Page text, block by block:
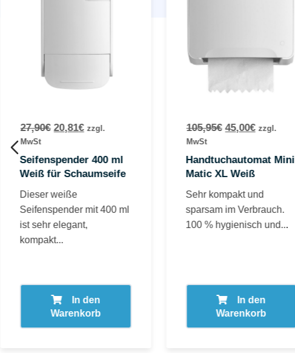
27,90€ 20,81€ zzgl.
MwSt
Seifenspender 400 ml
Weiß für Schaumseife
Dieser weiße
Seifenspender mit 400 ml
ist sehr elegant,
kompakt...
In den
Warenkorb
105,95€ 45,00€ zzgl.
MwSt
Handtuchautomat Mini
Matic XL Weiß
Sehr kompakt und
sparsam im Verbrauch.
100 % hygienisch und...
In den
Warenkorb